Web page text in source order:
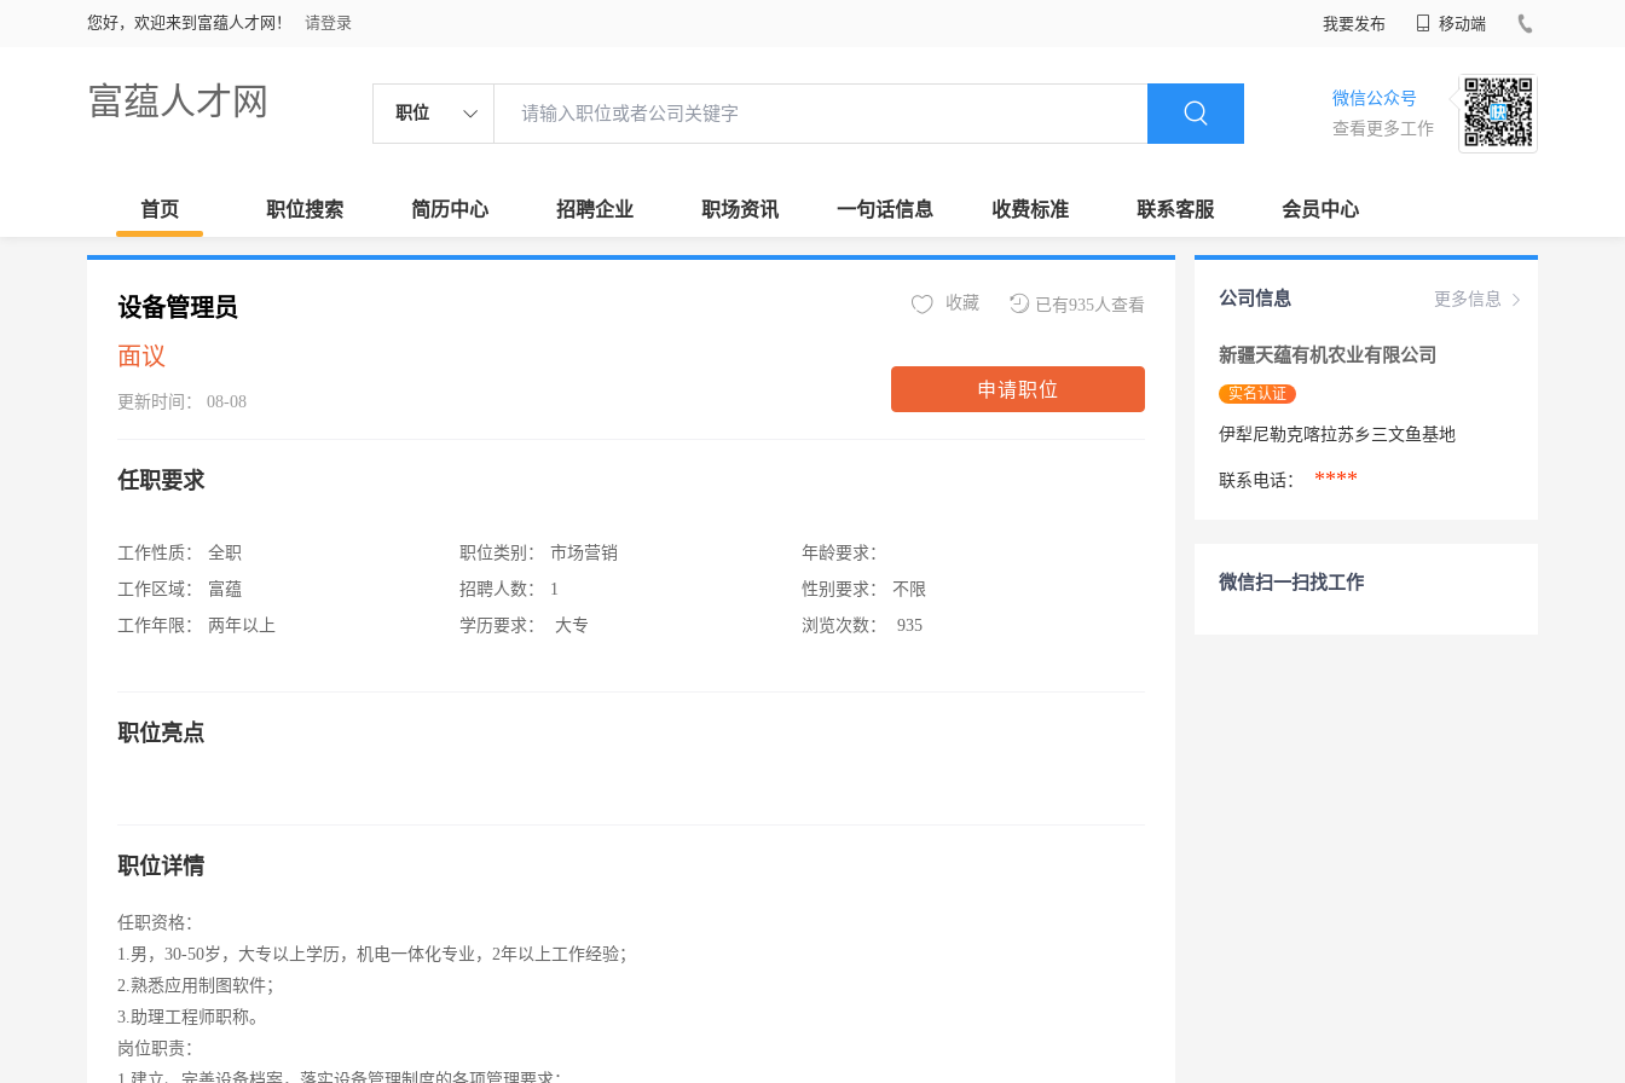
您好，欢迎来到富蕴人才网！ 请登录 我要发布 移动端
富蕴人才网 职位
微信公众号
查看更多工作
首页 职位搜索 简历中心 招聘企业 职场资讯 一句话信息 收费标准 联系客服 会员中心
设备管理员
面议
更新时间： 08-08
已有935人查看
收藏
申请职位
任职要求
工作性质：
全职
工作区域：
富蕴
工作年限：
两年以上
职位类别：
市场营销
招聘人数：
1
学历要求：
大专
年龄要求：
性别要求：
不限
浏览次数：
935
职位亮点
职位详情
任职资格：
1.男，30-50岁，大专以上学历，机电一体化专业，2年以上工作经验；
2.熟悉应用制图软件；
3.助理工程师职称。
岗位职责：
更多信息
公司信息
新疆天蕴有机农业有限公司
实名认证
伊犁尼勒克喀拉苏乡三文鱼基地
联系电话： ****
微信扫一扫找工作